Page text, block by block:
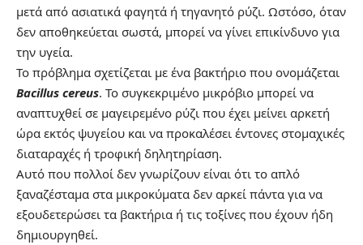
μετά από ασιατικά φαγητά ή τηγανητό ρύζι. Ωστόσο, όταν
δεν αποθηκεύεται σωστά, μπορεί να γίνει επικίνδυνο για
την υγεία.
Το πρόβλημα σχετίζεται με ένα βακτήριο που ονομάζεται
Bacillus cereus. Το συγκεκριμένο μικρόβιο μπορεί να
αναπτυχθεί σε μαγειρεμένο ρύζι που έχει μείνει αρκετή
ώρα εκτός ψυγείου και να προκαλέσει έντονες στομαχικές
διαταραχές ή τροφική δηλητηρίαση.
Αυτό που πολλοί δεν γνωρίζουν είναι ότι το απλό
ξαναζέσταμα στα μικροκύματα δεν αρκεί πάντα για να
εξουδετερώσει τα βακτήρια ή τις τοξίνες που έχουν ήδη
δημιουργηθεί.